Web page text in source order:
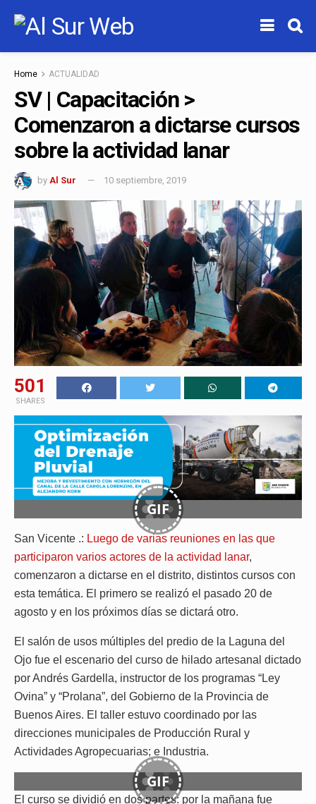
Home ACTUALIDAD
SV | Capacitación >
Comenzaron a dictarse cursos
sobre la actividad lanar
by Al Sur 10 septiembre, 2019
501
SHARES
GIF
San Vicente .: Luego de varias reuniones en las que
participaron varios actores de la actividad lanar,
comenzaron a dictarse en el distrito, distintos cursos con
esta temática. El primero se realizó el pasado 20 de
agosto y en los próximos días se dictará otro.
El salón de usos múltiples del predio de la Laguna del
Ojo fue el escenario del curso de hilado artesanal dictado
por Andrés Gardella, instructor de los programas “Ley
Ovina” y “Prolana”, del Gobierno de la Provincia de
Buenos Aires. El taller estuvo coordinado por las
direcciones municipales de Producción Rural y
Actividades Agropecuarias; e Industria.
GIF
El curso se dividió en dos partes: por la mañana fue